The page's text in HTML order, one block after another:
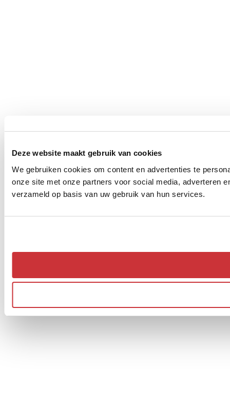
Deze website maakt gebruik van cookies
We gebruiken cookies om content en advertenties te
onze site met onze partners voor social media, adverteren
verzameld op basis van uw gebruik van hun services.